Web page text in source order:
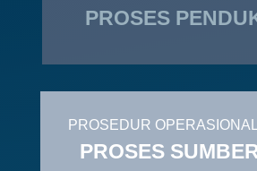
PROSES
PROSEDUR
PROSES